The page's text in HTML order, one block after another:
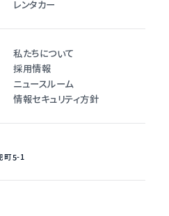
レンタカー
私たちについて
採用情報
ニュースルーム
情報セキュリティ方針
町5-1